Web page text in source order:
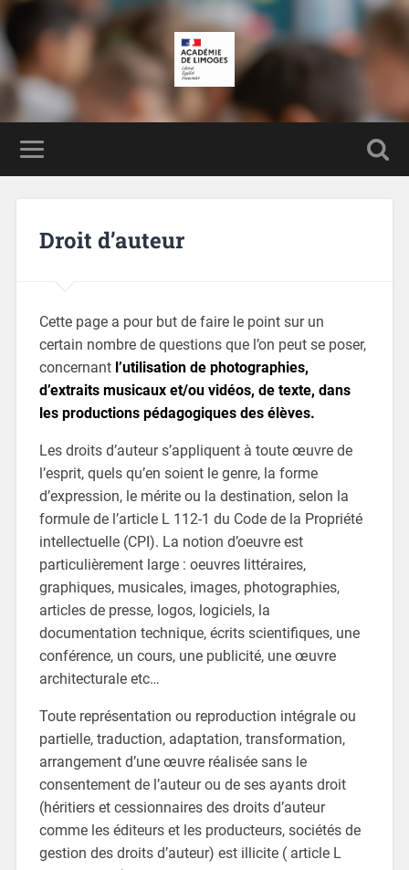
Droit d’auteur
Cette page a pour but de faire le point sur un
certain nombre de questions que l’on peut se poser,
concernant l’utilisation de photographies,
d’extraits musicaux et/ou vidéos, de texte, dans
les productions pédagogiques des élèves.
Les droits d’auteur s’appliquent à toute œuvre de
l’esprit, quels qu’en soient le genre, la forme
d’expression, le mérite ou la destination, selon la
formule de l’article L 112-1 du Code de la Propriété
intellectuelle (CPI). La notion d’oeuvre est
particulièrement large : oeuvres littéraires,
graphiques, musicales, images, photographies,
articles de presse, logos, logiciels, la
documentation technique, écrits scientifiques, une
conférence, un cours, une publicité, une œuvre
architecturale etc…
Toute représentation ou reproduction intégrale ou
partielle, traduction, adaptation, transformation,
arrangement d’une œuvre réalisée sans le
consentement de l’auteur ou de ses ayants droit
(héritiers et cessionnaires des droits d’auteur
comme les éditeurs et les producteurs, sociétés de
gestion des droits d’auteur) est illicite ( article L